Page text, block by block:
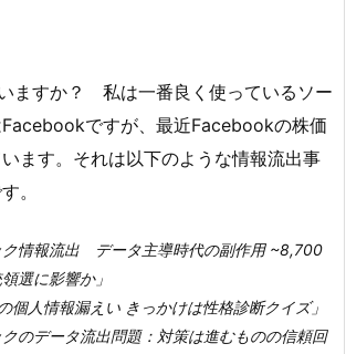
ますか？ 私は一番良く使っているソー
ですが、最近Facebookの株価
ます。それは以下のような情報流出事
。
ク情報流出 データ主導時代の副作用 ~8,700
選に影響か」
個人情報漏えい きっかけは性格診断クイズ」
クのデータ流出問題：対策は進むものの信頼回